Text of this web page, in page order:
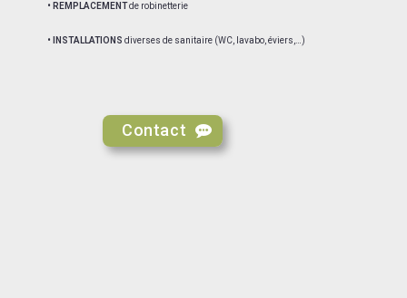
• REMPLACEMENTde robinetterie
• INSTALLATIONS diverses de sanitaire (WC, lavabo, éviers,…)
Contact